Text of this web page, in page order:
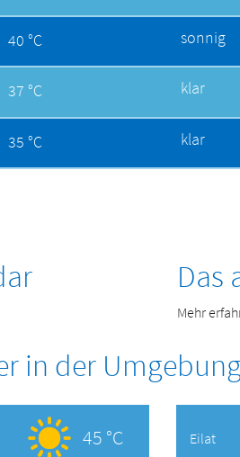
40 °C sonnig
37 °C klar
35 °C klar
Das
Mehr
in der Umgebung
45 °C Eilat